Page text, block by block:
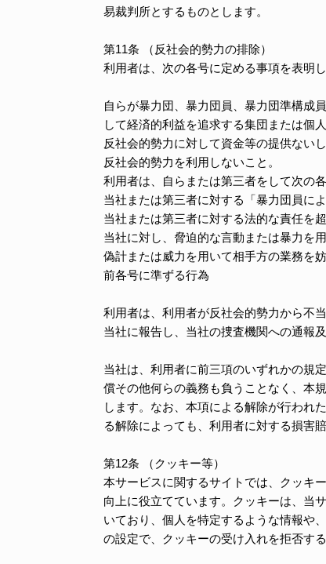
易裁判所とするものとします。
第11条 （反社会的勢力の排除）
利用者は、次の各号に定める事項を表明し
自らが暴力団、暴力団員、暴力団準構成
して経済的利益を追求する集団または個
反社会的勢力に対して資金等の提供ない
反社会的勢力を利用しないこと。
利用者は、自らまたは第三者をして次の
当社または第三者に対する「暴力団員に
当社または第三者に対する法的な責任を
当社に対し、脅迫的な言動または暴力を
偽計または威力を用いて相手方の業務を
前各号に準ずる行為
利用者は、利用者が反社会的勢力から不
当社に報告し、当社の捜査機関への通報
当社は、利用者に前三項のいずれかの規
償その他何らの義務も負うことなく、本
します。なお、本項による解除が行われ
る解除によっても、利用者に対する損害
第12条 （クッキー等）
本サービスに関するサイトでは、クッキ
向上に役立てています。クッキーは、当
いており、個人を特定するような情報や
の設定で、クッキーの受け入れを拒否す